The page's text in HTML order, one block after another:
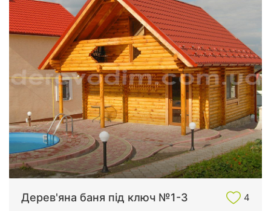
Дерев'яна баня під ключ №1-3
4